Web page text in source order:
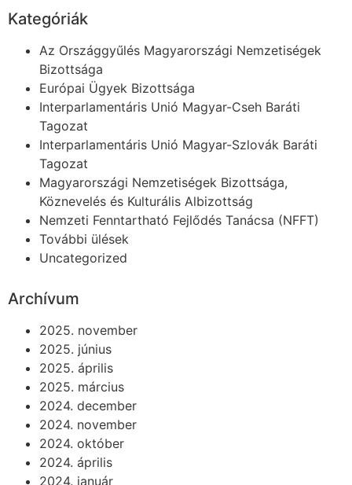
Kategóriák
Az Országgyűlés Magyarországi Nemzetiségek
Bizottsága
Európai Ügyek Bizottsága
Interparlamentáris Unió Magyar-Cseh Baráti
Tagozat
Interparlamentáris Unió Magyar-Szlovák Baráti
Tagozat
Magyarországi Nemzetiségek Bizottsága,
Köznevelés és Kulturális Albizottság
Nemzeti Fenntartható Fejlődés Tanácsa (NFFT)
További ülések
Uncategorized
Archívum
2025. november
2025. június
2025. április
2025. március
2024. december
2024. november
2024. október
2024. április
2024. január